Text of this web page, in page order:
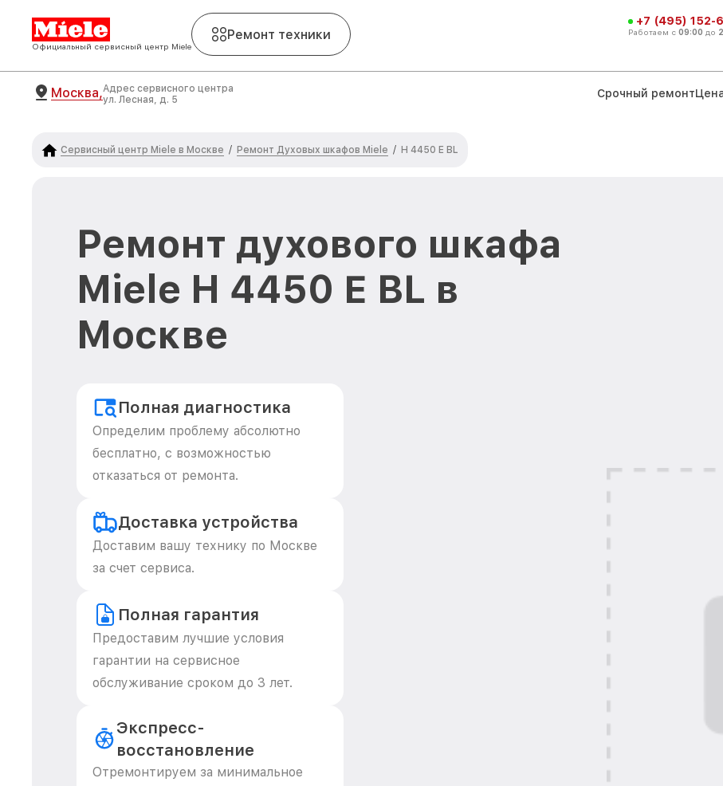
Официальный сервисный центр Miele
Ремонт техники
+7 (495) 152-
Работаем с 09:00 до
Москва,Адрес сервисного центра
ул. Лесная, д. 5
Срочный ремонт
Сервисный центр Miele в Москве / Ремонт Духовых шкафов Miele / H 4450 E BL
Ремонт духового шкафа
Miele H 4450 E BL в
Москве
Полная диагностика
Определим проблему абсолютно
бесплатно, с возможностью
отказаться от ремонта.
Доставка устройства
Доставим вашу технику по Москве
за счет сервиса.
Полная гарантия
Предоставим лучшие условия
гарантии на сервисное
обслуживание сроком до 3 лет.
Экспресс-
восстановление
Отремонтируем за минимальное